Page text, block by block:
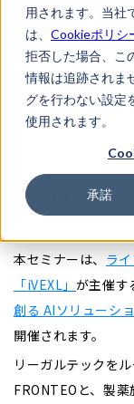
用されます。当社
は、 Cookieポリシ
拒否した場合、こ
情報は追跡されま
グを行わない設定
使用されます。
承諾
Overview
イベント概要
本セミナーは、 ラ
「iVEXL」 が主催す
創る AIソリューシ
開催されます。
リーガルテックを
FRONTEOと、製